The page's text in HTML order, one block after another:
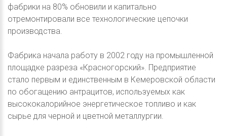
фабрики на 80% обновили и капитально
отремонтировали все технологические цепочки
производства.
Фабрика начала работу в 2002 году на промышленной
площадке разреза «Красногорский». Предприятие
стало первым и единственным в Кемеровской области
по обогащению антрацитов, используемых как
высококалорийное энергетическое топливо и как
сырье для черной и цветной металлургии.